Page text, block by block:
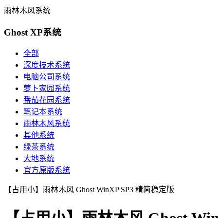
雨林木风系统
Ghost XP系统
全部
深度技术系统
电脑公司系统
萝卜家园系统
番茄花园系统
笔记本系统
雨林木风系统
其他系统
绿茶系统
大地系统
官方原版系统
【占用小】雨林木风 Ghost WinXP SP3 精简稳定版